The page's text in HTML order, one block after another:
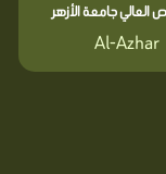
جامعة الأزهر
Al-Azhar